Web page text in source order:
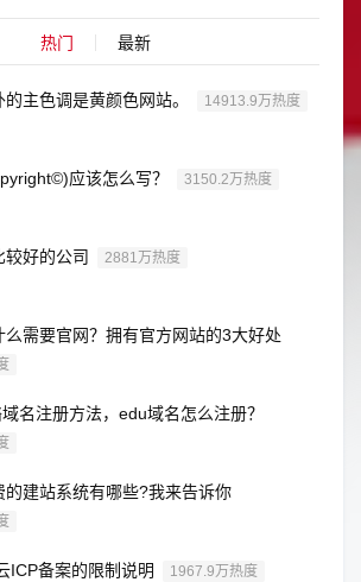
热门 最新
主色调是黄颜色网站。 14913.9万热度
应该怎么写？ 3150.2万热度
较好的公司 2881万热度
么需要官网？拥有官方网站的3大好处
名注册方法，edu域名怎么注册？
的建站系统有哪些?我来告诉你
ICP备案的限制说明 1967.9万热度